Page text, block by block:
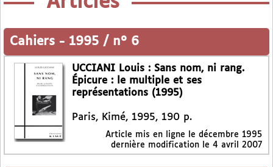
Cahiers - 1995 / n° 6
UCCIANI Louis : Sans nom, ni rang.
Épicure : le multiple et ses
représentations (1995)
Paris, Kimé, 1995, 190 p.
Article mis en ligne le décembre 1995
dernière modification le 4 avril 2007